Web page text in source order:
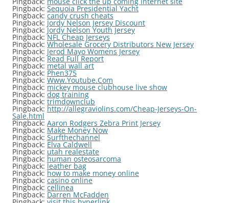
Pingback: Sequoia Presidential Yacht
Pingback: candy crush cheats
Pingback: Jordy Nelson Jersey Discount
Pingback:Jordy Nelson Youth Jersey
Pingback:NFL Cheap Jerseys
Pingback: Wholesale Grocery Distributors New Jersey
Pingback: Jerod Mayo Womens Jersey
Pingback:Read Full Report
Pingback: metal wall art
Pingback: Phen375
Pingback: Www.Youtube.Com
Pingback: mickey mouse clubhouse live show
Pingback: dog training
Pingback: trimdownclub
Pingback: http://allegraviolins.com/Cheap-Jerseys-On-
Sale.html
Pingback: Aaron Rodgers Zebra Print Jersey
Pingback: Make Money Now
Pingback: Surfthechannel
Pingback: Elva Caldwell
Pingback: utah realestate
Pingback: human osteosarcoma
Pingback: leather bag
Pingback: how to make money online
Pingback: casino online
Pingback: cellinea
Pingback: Darren McFadden